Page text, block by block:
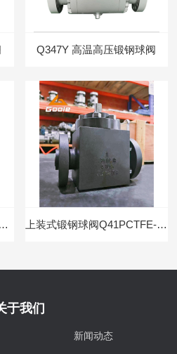
Q347Y 高温高压锻钢球阀
上装式锻钢球阀奥氏体镍铁铬合金NO8825 上装式锻钢球阀Q41PCTFE-300LBA105
于我们
新闻动态